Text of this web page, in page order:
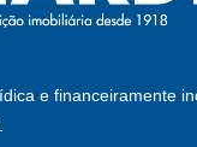
e financeiramente